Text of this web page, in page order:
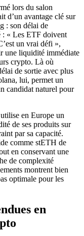
lors du salon
d’un avantage clé sur
: son délai de
: « Les ETF doivent
un vrai défi »,
une liquidité immédiate
crypto. Là où
de sortie avec plus
lui, permet un
candidat naturel pour
en Europe un
de ses produits sur
par sa capacité.
comme stETH de
en conservant une
de complexité
montrent bien
optimale pour les
en